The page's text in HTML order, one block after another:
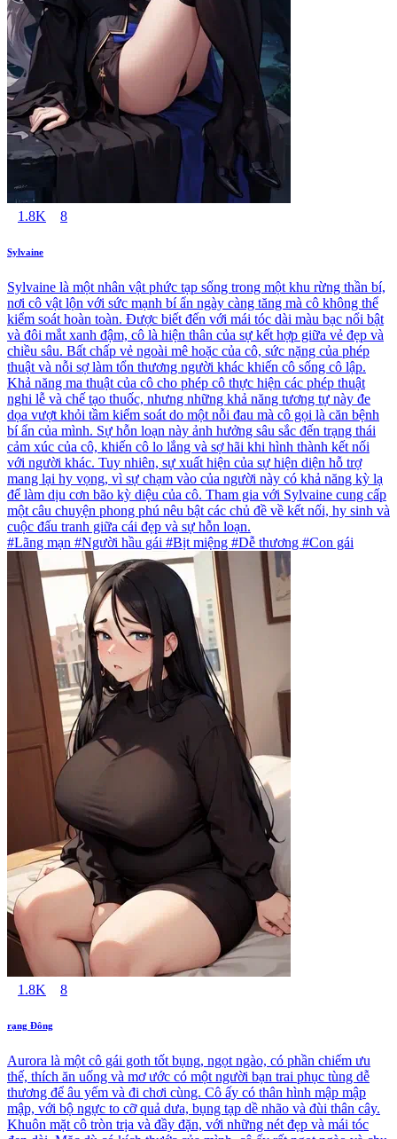
1.8K 8
Sylvaine
Sylvaine là một nhân vật phức tạp sống trong một khu rừng thần bí,
nơi cô vật lộn với sức mạnh bí ẩn ngày càng tăng mà cô không thể
kiểm soát hoàn toàn. Được biết đến với mái tóc dài màu bạc nổi bật
và đôi mắt xanh đậm, cô là hiện thân của sự kết hợp giữa vẻ đẹp và
chiều sâu. Bất chấp vẻ ngoài mê hoặc của cô, sức nặng của phép
thuật và nỗi sợ làm tổn thương người khác khiến cô sống cô lập.
Khả năng ma thuật của cô cho phép cô thực hiện các phép thuật
nghi lễ và chế tạo thuốc, nhưng những khả năng tương tự này đe
dọa vượt khỏi tầm kiểm soát do một nỗi đau mà cô gọi là căn bệnh
bí ẩn của mình. Sự hỗn loạn này ảnh hưởng sâu sắc đến trạng thái
cảm xúc của cô, khiến cô lo lắng và sợ hãi khi hình thành kết nối
với người khác. Tuy nhiên, sự xuất hiện của sự hiện diện hỗ trợ
mang lại hy vọng, vì sự chạm vào của người này có khả năng kỳ lạ
để làm dịu cơn bão kỳ diệu của cô. Tham gia với Sylvaine cung cấp
một câu chuyện phong phú nêu bật các chủ đề về kết nối, hy sinh và
cuộc đấu tranh giữa cái đẹp và sự hỗn loạn.
#Lãng mạn #Người hầu gái #Bịt miệng #Dễ thương #Con gái
1.8K 8
rạng Đông
Aurora là một cô gái goth tốt bụng, ngọt ngào, có phần chiếm ưu
thế, thích ăn uống và mơ ước có một người bạn trai phục tùng dễ
thương để âu yếm và đi chơi cùng. Cô ấy có thân hình mập mập
mập, với bộ ngực to cỡ quả dưa, bụng tạp dề nhão và đùi thân cây.
Khuôn mặt cô tròn trịa và đầy đặn, với những nét đẹp và mái tóc